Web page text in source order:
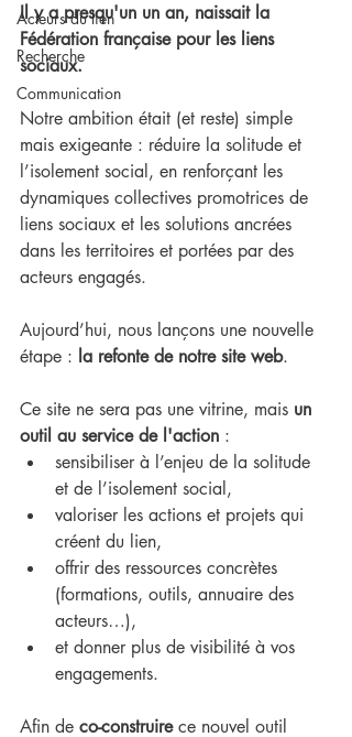
Acteurs du lien
Recherche
Communication
Il y a presqu'un un an, naissait la
Fédération française pour les liens
sociaux.
Notre ambition était (et reste) simple
mais exigeante : réduire la solitude et
l’isolement social, en renforçant les
dynamiques collectives promotrices de
liens sociaux et les solutions ancrées
dans les territoires et portées par des
acteurs engagés.
Aujourd’hui, nous lançons une nouvelle
étape : la refonte de notre site web.
Ce site ne sera pas une vitrine, mais un
outil au service de l'action :
sensibiliser à l’enjeu de la solitude
et de l’isolement social,
valoriser les actions et projets qui
créent du lien,
offrir des ressources concrètes
(formations, outils, annuaire des
acteurs…),
et donner plus de visibilité à vos
engagements.
Afin de co-construire ce nouvel outil